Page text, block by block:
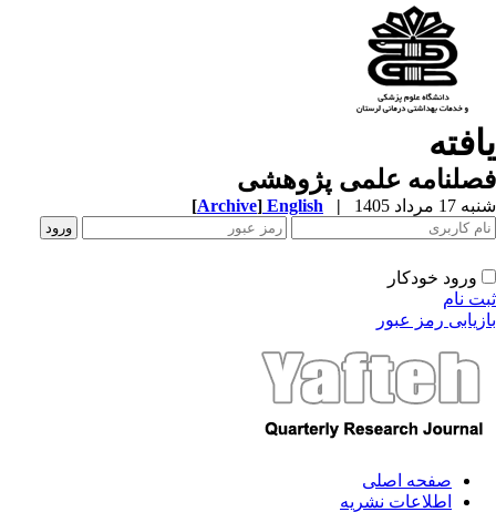
علمی پژوهشی
مرداد 1405 |
English
[Archive]
ورود خودکار
نام
رمز عبور
صفحه اصلی
اطلاعات نشریه